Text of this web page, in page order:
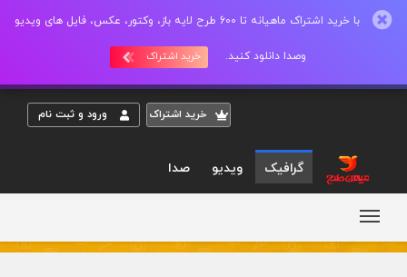
با خرید اشتراک ماهیانه تا 600 طرح لایه باز، وکتور، عکس، فایل های ویدیو
وصدا دانلود کنید. خرید اشتراک
خريد اشتراک ورود و ثبت نام
گرافیک ویدیو صدا